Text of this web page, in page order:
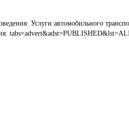
Услуги автомобильного